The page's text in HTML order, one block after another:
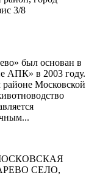
3/8
был основан в
АПК» в 2003 году.
Московской
МОСКОВСКАЯ
СЕЛО,